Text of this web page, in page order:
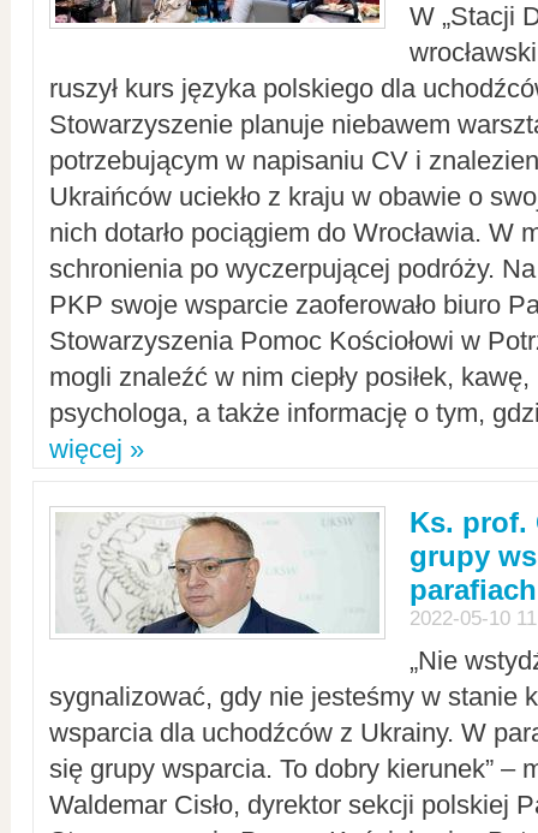
W „Stacji
ruszył kurs języka polskiego dla
Stowarzyszenie planuje niebawem
potrzebującym w napisaniu CV i
Ukraińców uciekło z kraju w obawie o
nich dotarło pociągiem do Wrocławia. W
schronienia po wyczerpującej podróży.
PKP swoje wsparcie zaoferowało biuro
Stowarzyszenia Pomoc Kościołowi w
mogli znaleźć w nim ciepły posiłek,
psychologa, a także informację o tym,
więcej »
Ks. prof.
grupy
parafiach
2022-05-10
„Nie
sygnalizować, gdy nie jesteśmy w stanie
wsparcia dla uchodźców z Ukrainy. W
się grupy wsparcia. To dobry kierunek” –
Waldemar Cisło, dyrektor sekcji polskiej